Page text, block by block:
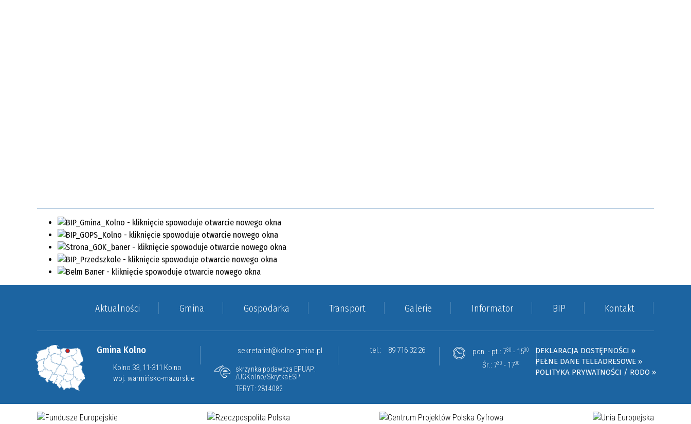
Aktualności Gmina Gospodarka Transport Galerie Informator BIP Kontakt
Gmina Kolno
Kolno 33, 11-311 Kolno
woj. warmińsko-mazurskie
sekretariat@kolno-gmina.pl
skrzynka podawcza EPUAP:
/UGKolno/SkrytkaESP
TERYT: 2814082
tel.: 89 716 32 26 pon. - pt.: 730 - 1530
Śr.: 730 - 1700
DEKLARACJA DOSTĘPNOŚCI »
PEŁNE DANE TELEADRESOWE »
POLITYKA PRYWATNOŚCI / RODO »